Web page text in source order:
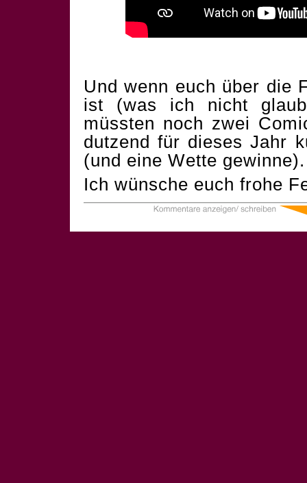
Und wenn euch über die
ist (was ich nicht
müssten noch zwei
dutzend für dieses Jahr
(und eine Wette
Ich wünsche euch frohe